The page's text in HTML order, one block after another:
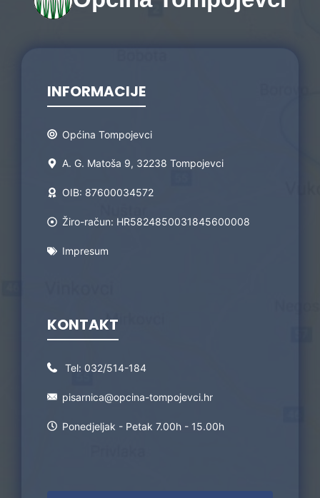
INFORMACIJE
Općina Tompojevci
A. G. Matoša 9, 32238 Tompojevci
OIB: 87600034572
Žiro-račun: HR5824850031845600008
Impresum
KONTAKT
Tel: 032/514-184
pisarnica@opcina-tompojevci.hr
Ponedjeljak - Petak 7.00h - 15.00h